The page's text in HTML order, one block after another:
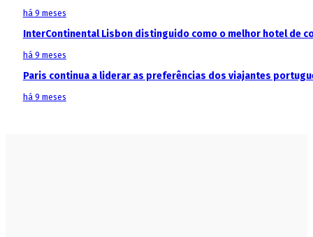
há 9 meses
InterContinental Lisbon distinguido como o melhor hotel de
há 9 meses
Paris continua a liderar as preferências dos viajantes
há 9 meses